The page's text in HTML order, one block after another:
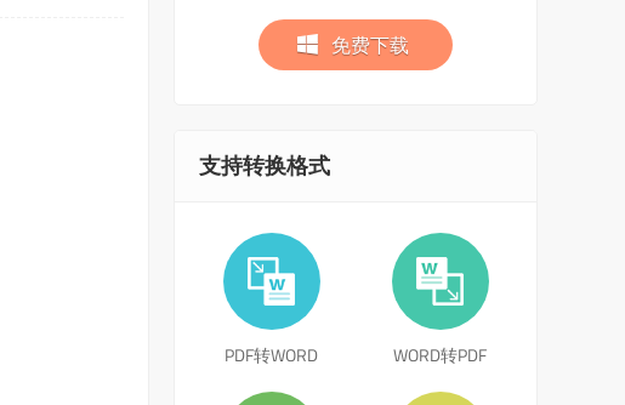
免费下载
支持转换格式
PDF转WORD WORD转PDF